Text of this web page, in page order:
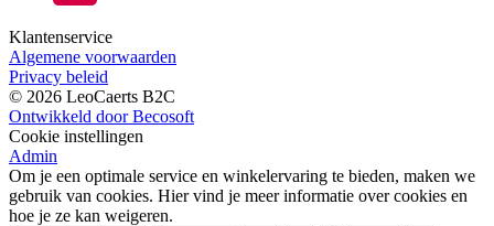
Klantenservice
Algemene voorwaarden
Privacy beleid
© 2026 LeoCaerts B2C
Ontwikkeld door Becosoft
Cookie instellingen
Admin
Om je een optimale service en winkelervaring te bieden, maken we
gebruik van cookies. Hier vind je meer informatie over cookies en
hoe je ze kan weigeren.